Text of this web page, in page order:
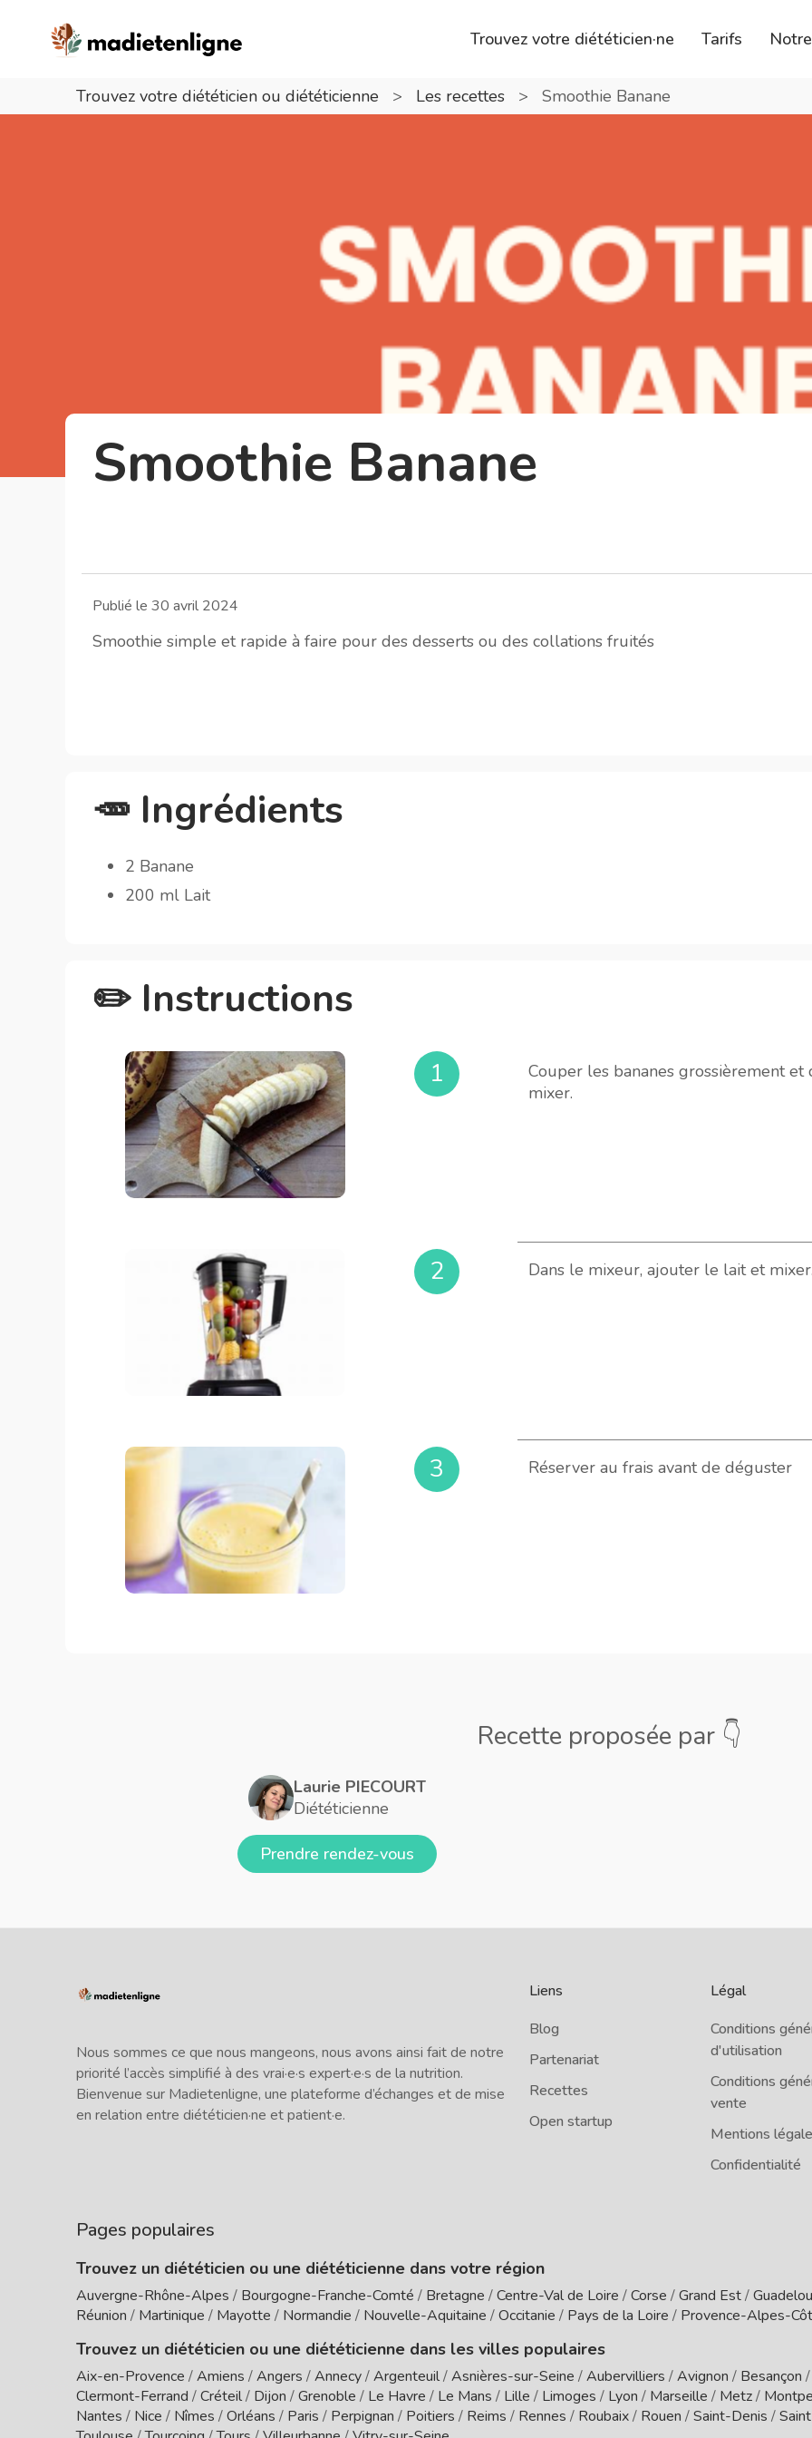
Trouvez votre diététicien·ne Tarifs
Trouvez votre diététicien ou diététicienne > Les recettes > Smoothie Banane
Smoothie Banane
Publié le 30 avril 2024
Smoothie simple et rapide à faire pour des desserts ou des collations fruités
🥕 Ingrédients
2 Banane
200 ml Lait
✏️ Instructions
1
Couper les bananes grossièrement
mixer.
2 Dans le mixeur, ajouter le lait et
3 Réserver au frais avant de déguster
Recette proposée par 👇
Laurie PIECOURT
Diététicienne
Prendre rendez-vous
Nous sommes ce que nous mangeons, nous avons ainsi fait de notre
priorité l’accès simplifié à des vrai·e·s expert·e·s de la nutrition.
Bienvenue sur Madietenligne, une plateforme d’échanges et de mise
en relation entre diététicien·ne et patient·e.
Liens
Blog
Partenariat
Recettes
Open startup
Légal
Conditions
d'utilisation
Conditions
vente
Mentions
Confidentialité
Pages populaires
Trouvez un diététicien ou une diététicienne dans votre région
Auvergne-Rhône-Alpes / Bourgogne-Franche-Comté / Bretagne /Centre-Val de Loire /Corse /Grand Est/
Réunion / Martinique / Mayotte / Normandie / Nouvelle-Aquitaine /Occitanie / Pays de la Loire / Provence-Alpes-
Trouvez un diététicien ou une diététicienne dans les villes populaires
Aix-en-Provence /Amiens /Angers /Annecy/Argenteuil/Asnières-sur-Seine /Aubervilliers /Avignon / Besançon
Clermont-Ferrand /Créteil/ Dijon /Grenoble / Le Havre / Le Mans / Lille / Limoges / Lyon / Marseille / Metz/
Nantes / Nice / Nîmes /Orléans / Paris / Perpignan / Poitiers / Reims / Rennes / Roubaix/ Rouen /Saint-Denis /